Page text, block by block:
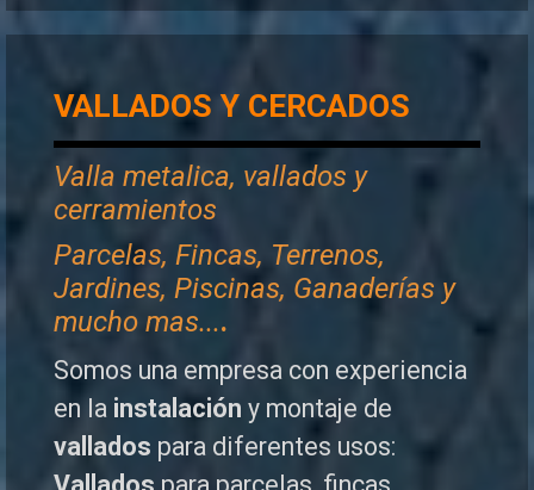
VALLADOS Y CERCADOS
Valla metalica, vallados y
cerramientos
Parcelas, Fincas, Terrenos,
Jardines, Piscinas, Ganaderías y
mucho mas....
Somos una empresa con experiencia
en la instalación y montaje de
vallados para diferentes usos: